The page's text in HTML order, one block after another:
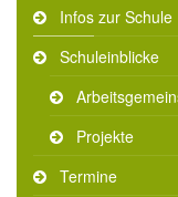
Infos zur Schule
Schuleinblicke
Projekte
Termine